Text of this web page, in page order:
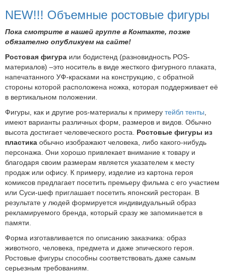
NEW!!! Объемные ростовые фигуры
Пока смотрите в нашей группе в Контакте, позже
обязателно опубликуем на сайте!
Ростовая фигура или бодистенд (разновидность POS-
материалов) –это носитель в виде жесткого фигурного плаката,
напечатанного УФ-красками на конструкцию, с обратной
стороны которой расположена ножка, которая поддерживает её
в вертикальном положении.
Фигуры, как и другие pos-материалы к примеру тейбл тенты,
имеют варианты различных форм, размеров и видов. Обычно
высота достигает человеческого роста. Ростовые фигуры из
пластика обычно изображают человека, либо какого-нибудь
персонажа. Они хорошо привлекает внимание к товару и
благодаря своим размерам является указателем к месту
продаж или офису. К примеру, изделие из картона героя
комиксов предлагает посетить премьеру фильма с его участием
или Суси-шеф приглашает посетить японский ресторан. В
результате у людей формируется индивидуальный образ
рекламируемого бренда, который сразу же запоминается в
памяти.
Форма изготавливается по описанию заказчика: образ
животного, человека, предмета и даже эпического героя.
Ростовые фигуры способны соответствовать даже самым
серьезным требованиям.